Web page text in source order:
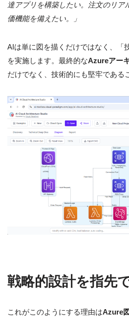
達アプリを構築したい。注文のリア
価機能を備えたい。」
AIは単に図を描くだけではなく、「
を実施します。最終的なAzureアー
だけでなく、技術的にも堅牢である
戦略的設計を指先
これがこのようにする理由はAzure